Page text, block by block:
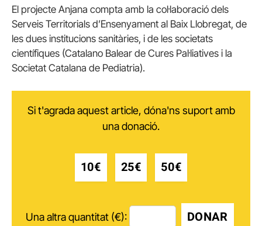
El projecte Anjana compta amb la col·laboració dels
Serveis Territorials d’Ensenyament al Baix Llobregat, de
les dues institucions sanitàries, i de les societats
científiques (Catalano Balear de Cures Pal·liatives i la
Societat Catalana de Pediatria).
Si t'agrada aquest article, dóna'ns suport amb
una donació.
10€ 25€ 50€
Una altra quantitat (€): DONAR